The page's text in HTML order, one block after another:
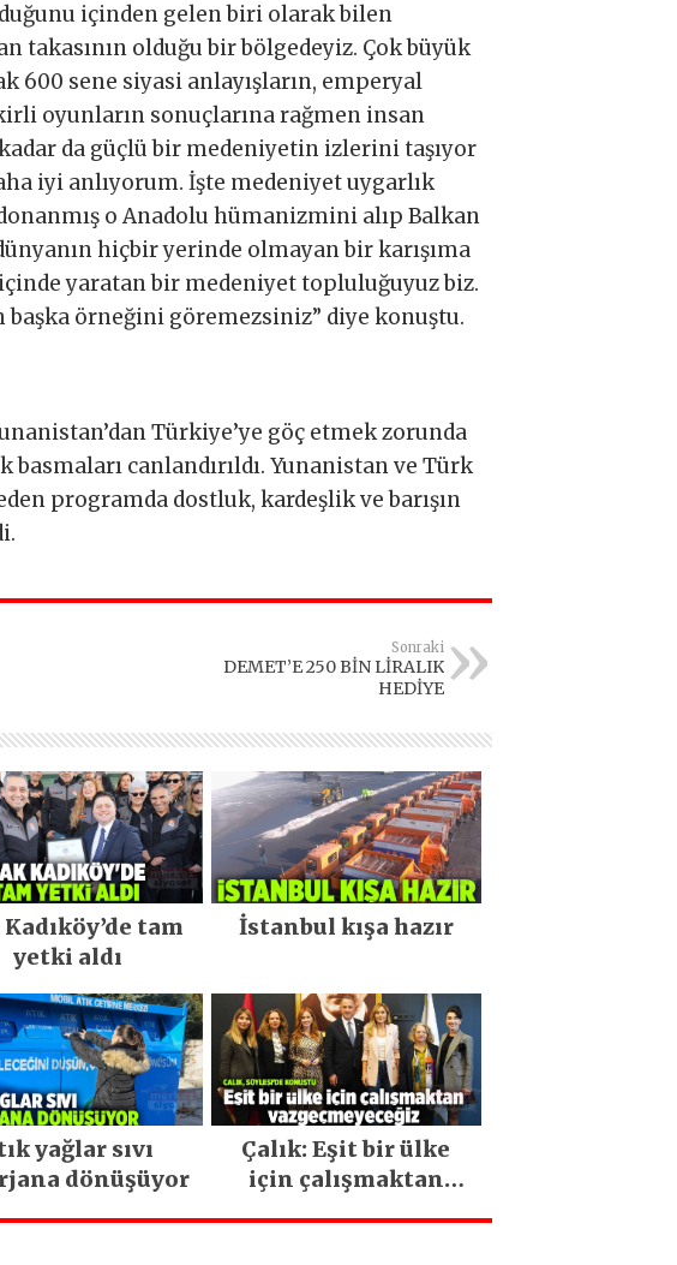
içinden gelen biri olarak bilen
takasının olduğu bir bölgedeyiz. Çok büyük
600 sene siyasi anlayışların, emperyal
oyunların sonuçlarına rağmen insan
da güçlü bir medeniyetin izlerini taşıyor
iyi anlıyorum. İşte medeniyet uygarlık
o Anadolu hümanizmini alıp Balkan
hiçbir yerinde olmayan bir karışıma
içinde yaratan bir medeniyet topluluğuyuz biz.
örneğini göremezsiniz” diye konuştu.
Türkiye’ye göç etmek zorunda
canlandırıldı. Yunanistan ve Türk
programda dostluk, kardeşlik ve barışın
Sonraki
DEMET’E 250 BİN LİRALIK
HEDİYE
Kadıköy’de tam
yetki aldı
İstanbul kışa hazır
yağlar sıvı
dönüşüyor
Çalık: Eşit bir ülke
için çalışmaktan